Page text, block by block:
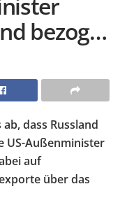
bezog…
dass Russland
US-Außenminister
auf
über das